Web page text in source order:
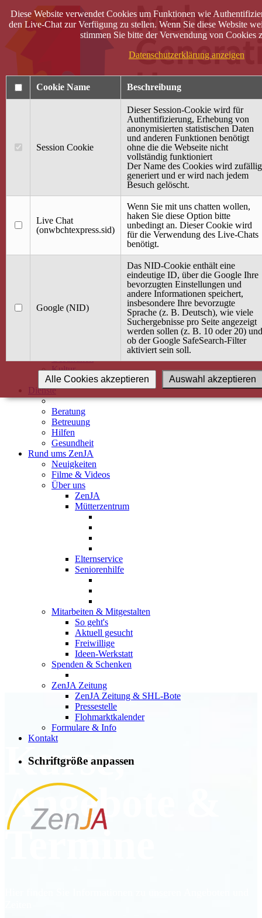
40 Jahre Mütterzentrum
Terminkalender
Gemeinsam aktiv
Gemeinsam unterwegs
wirFAIRändern
Angebot / Kurs suchen
Babybauch & Elternschaft
Gesundheit
Kultur
Alle Kurse
Dienste
Beratung
Betreuung
Hilfen
Gesundheit
Rund ums ZenJA
Neuigkeiten
Filme & Videos
Über uns
ZenJA
Mütterzentrum
Elternservice
Seniorenhilfe
Mitarbeiten & Mitgestalten
So geht's
Aktuell gesucht
Freiwillige
Ideen-Werkstatt
Spenden & Schenken
ZenJA Zeitung
ZenJA Zeitung & SHL-Bote
Pressestelle
Flohmarktkalender
Formulare & Info
Kontakt
Schriftgröße anpassen
Kurse,
Angebote &
Termine
Diese Website verwendet Cookies um Funktionen wie
den Live-Chat zur Verfügung zu stellen. Wenn Sie diese Website
stimmen Sie bitte der Verwendung von Cookies
Datenschutzerklärung anzeigen
Cookie Name Beschreibung
Session Cookie
Dieser Session-Cookie wird für
Authentifizierung, Erhebung von
anonymisierten statistischen Daten
und anderen Funktionen benötigt
ohne die die Webseite nicht
vollständig funktioniert
Der Name des Cookies wird zufällig
generiert und er wird nach jedem
Besuch gelöscht.
Live Chat
(onwbchtexpress.sid)
Wenn Sie mit uns chatten wollen,
haken Sie diese Option bitte
unbedingt an. Dieser Cookie wird
für die Verwendung des Live-Chats
benötigt.
Google (NID)
Das NID-Cookie enthält eine
eindeutige ID, über die Google Ihre
bevorzugten Einstellungen und
andere Informationen speichert,
insbesondere Ihre bevorzugte
Sprache (z. B. Deutsch), wie viele
Suchergebnisse pro Seite angezeigt
werden sollen (z. B. 10 oder 20) und
ob der Google SafeSearch-Filter
aktiviert sein soll.
Auswahl akzeptieren
Alle Cookies akzeptieren